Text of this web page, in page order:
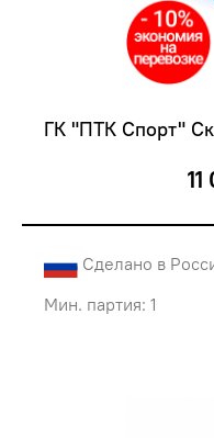
ГК "ПТК Спорт"
Сделано в
Мин. партия: 1